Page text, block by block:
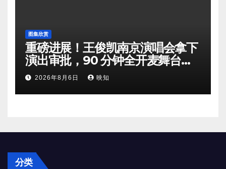
图集欣赏
重磅进展！王俊凯南京演唱会拿下
演出审批，90 分钟全开麦舞台即
将奔赴南京
2026年8月6日 映知
分类